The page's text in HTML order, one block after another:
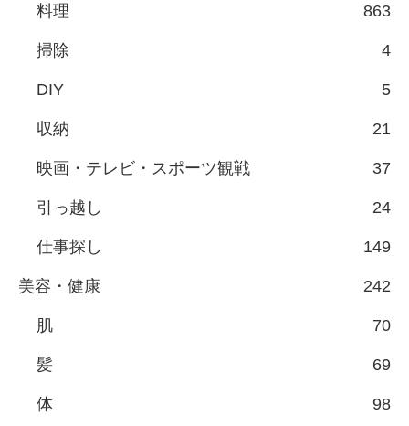
料理 863
掃除 4
DIY 5
収納 21
映画・テレビ・スポーツ観戦 37
引っ越し 24
仕事探し 149
美容・健康 242
肌 70
髪 69
体 98